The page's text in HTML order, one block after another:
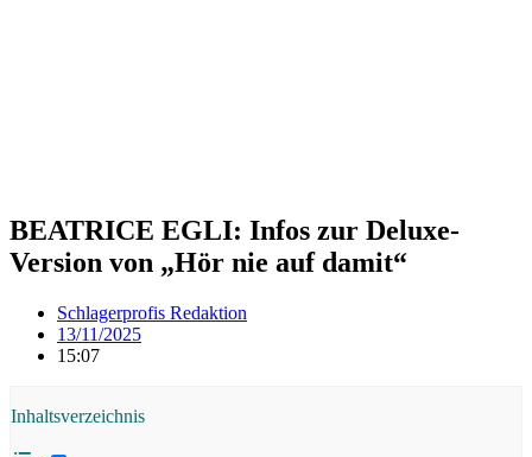
BEATRICE EGLI: Infos zur Deluxe-
Version von „Hör nie auf damit“
Schlagerprofis Redaktion
13/11/2025
15:07
Inhaltsverzeichnis